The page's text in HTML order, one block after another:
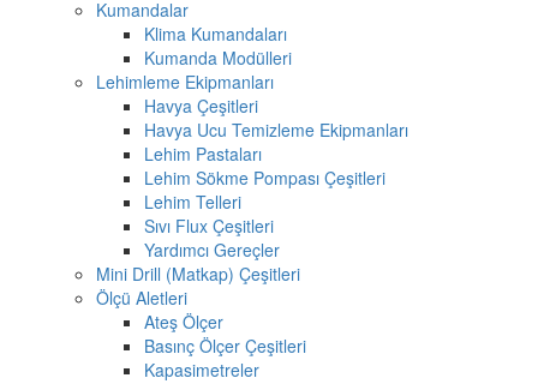
Kumandalar
Klima Kumandaları
Kumanda Modülleri
Lehimleme Ekipmanları
Havya Çeşitleri
Havya Ucu Temizleme Ekipmanları
Lehim Pastaları
Lehim Sökme Pompası Çeşitleri
Lehim Telleri
Sıvı Flux Çeşitleri
Yardımcı Gereçler
Mini Drill (Matkap) Çeşitleri
Ölçü Aletleri
Ateş Ölçer
Basınç Ölçer Çeşitleri
Kapasimetreler